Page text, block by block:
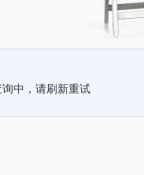
中，请刷新重试